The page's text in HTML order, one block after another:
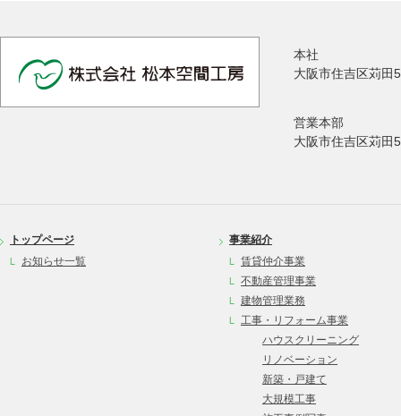
本社
大阪市住吉区苅田
営業本部
大阪市住吉区苅田
トップページ
お知らせ一覧
事業紹介
賃貸仲介事業
不動産管理事業
建物管理業務
工事・リフォーム事業
ハウスクリーニング
リノベーション
新築・戸建て
大規模工事